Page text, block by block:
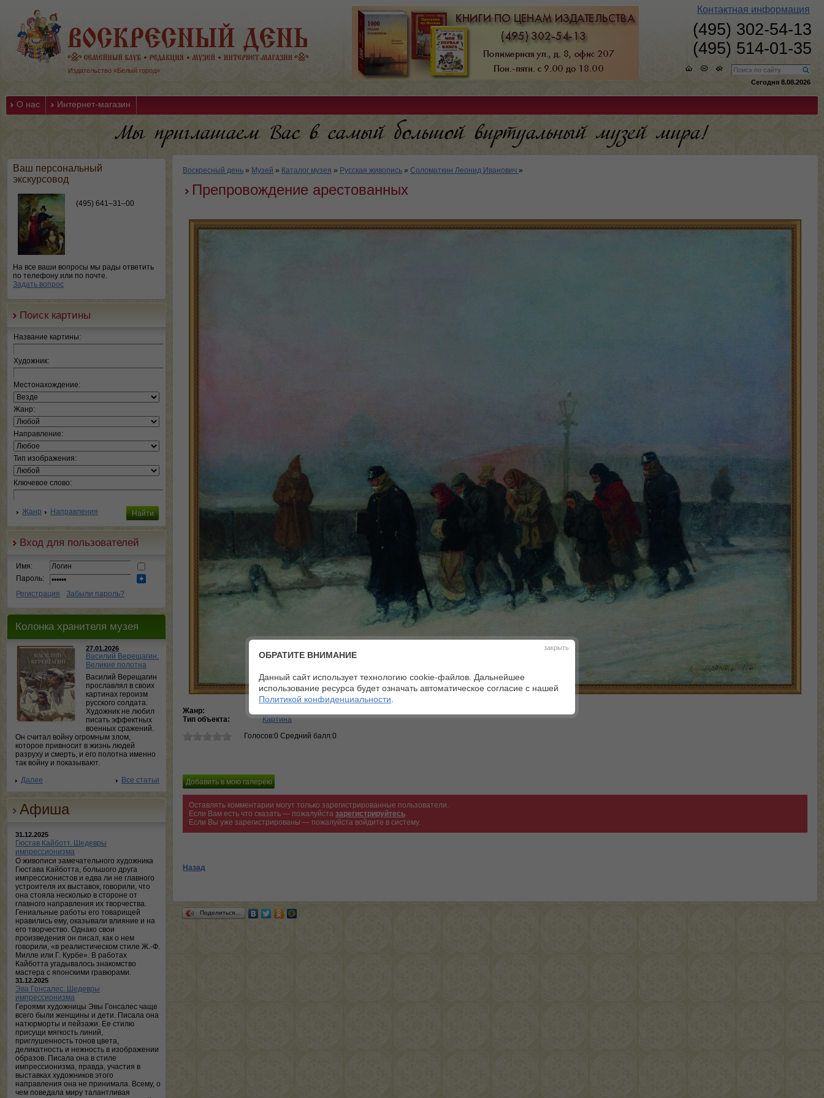
Издательство «Белый город»
Контактная информация
(495) 302-54-13
(495) 514-01-35
Сегодня 8.08.2026
О нас Интернет-магазин
Ваш персональный
экскурсовод
(495) 641–31–00
На все ваши вопросы мы рады ответить
по телефону или по почте.
Задать вопрос
Поиск картины
Название картины:
Художник:
Местонахождение:
Жанр:
Направление:
Тип изображения:
Ключевое слово:
Жанр Направления
Вход для пользователей
Имя:
Пароль:
Регистрация
Забыли пароль?
Колонка хранителя музея
27.01.2026
Василий Верещагин.
Великие полотна
Василий Верещагин
прославлял в своих
картинах героизм
русского солдата.
Художник не любил
писать эффектных
военных сражений.
Он считал войну огромным злом,
которое привносит в жизнь людей
разруху и смерть, и его полотна именно
так войну и показывают.
Далее
Все статьи
Афиша
31.12.2025
Гюстав Кайботт. Шедевры
импрессионизма
О живописи замечательного художника
Гюстава Кайботта, большого друга
импрессионистов и едва ли не главного
устроителя их выставок, говорили, что
она стояла несколько в стороне от
главного направления их творчества.
Гениальные работы его товарищей
нравились ему, оказывали влияние и на
его творчество. Однако свои
произведения он писал, как о нем
говорили, «в реалистическом стиле Ж.-Ф.
Милле или Г. Курбе». В работах
Кайботта угадывалось знакомство
мастера с японскими гравюрами.
31.12.2025
Эва Гонсалес. Шедевры
импрессионизма
Героями художницы Эвы Гонсалес чаще
всего были женщины и дети. Писала она
натюрморты и пейзажи. Ее стилю
присущи мягкость линий,
приглушенность тонов цвета,
деликатность и нежность в изображении
образов. Писала она в стиле
импрессионизма, правда, участия в
выставках художников этого
направления она не принимала. Всему, о
чем поведала миру талантливая
Воскресный день » Музей » Каталог музея » Русская живопись » Соломаткин Леонид Иванович »
Препровождение арестованных
Жанр:
Тип объекта:
Картина
Голосов:0 Средний балл:0
Оставлять комментарии могут только зарегистрированные пользователи.
Если Вам есть что сказать — пожалуйста зарегистрируйтесь.
Если Вы уже зарегистрированы — пожалуйста войдите в систему.
Назад
Поделиться…
закрыть
ОБРАТИТЕ ВНИМАНИЕ
Данный сайт использует технологию cookie-файлов. Дальнейшее
использование ресурса будет означать автоматическое согласие с нашей
Политикой конфиденциальности